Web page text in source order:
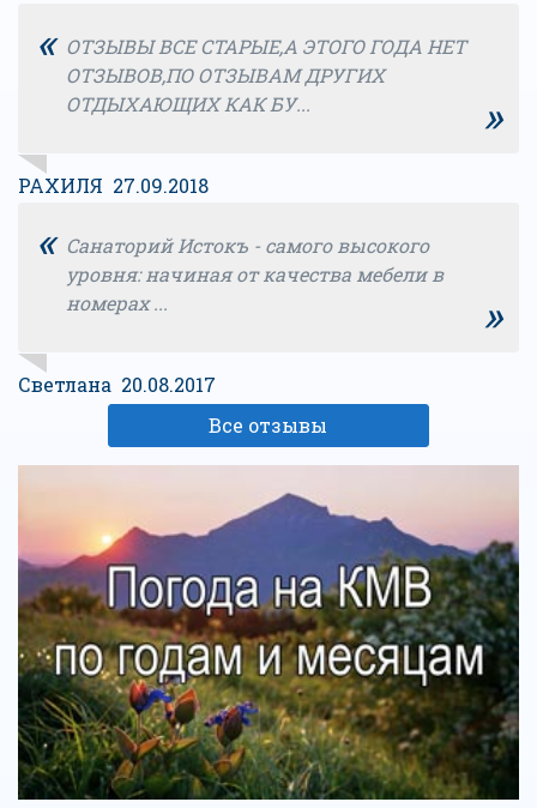
« ОТЗЫВЫ ВСЕ СТАРЫЕ,А ЭТОГО ГОДА НЕТ
ОТЗЫВОВ,ПО ОТЗЫВАМ ДРУГИХ
ОТДЫХАЮЩИХ КАК БУ...
»
РАХИЛЯ 27.09.2018
« Санаторий Истокъ - самого высокого
уровня: начиная от качества мебели в
номерах ...
»
Светлана 20.08.2017
Все отзывы